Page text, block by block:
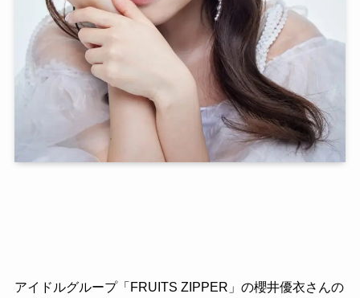
アイドルグループ「FRUITS ZIPPER」の櫻井優衣さんの